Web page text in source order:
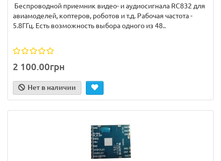
Беспроводной приемник видео- и аудиосигнала RC832 для
авиамоделей, коптеров, роботов и т.д. Рабочая частота -
5.8ГГц. Есть возможность выбора одного из 48..
2 100.00грн
Нет в наличии